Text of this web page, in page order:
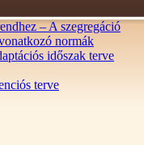
– A szegregáció
normák
időszak terve
terve